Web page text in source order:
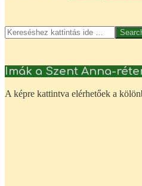
Search
Imák a Szent Anna-
A képre kattintva elérhetőek a